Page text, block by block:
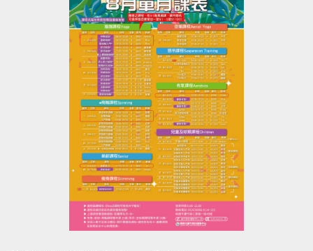
舊生們享有優先報名的期間，別錯過嚕~
【舊生定義】
報名完整7-8月期課、8月單月課程
且開班成功，無中途退費之學員
----------------------------------------------------------
8/11-8/31 不分新舊生 APP報名享95折優惠
8/31 前 本期臨櫃報名
．◆* 有 加碼優惠 喔 ◆*．
同一人報名 三門以上 88折優惠
同一人報名 兩門以上 9折優惠
----------------------------------------------------------
課程報名相關問題請洽 (03)263-9066 #114、115課務